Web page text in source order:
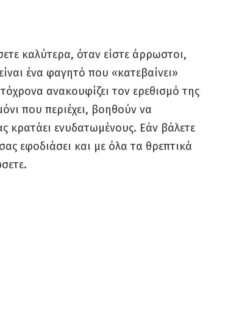
καλύτερα, όταν είστε άρρωστοι,
ένα φαγητό που «κατεβαίνει»
ανακουφίζει τον ερεθισμό της
που περιέχει, βοηθούν να
κρατάει ενυδατωμένους. Εάν βάλετε
εφοδιάσει και με όλα τα θρεπτικά